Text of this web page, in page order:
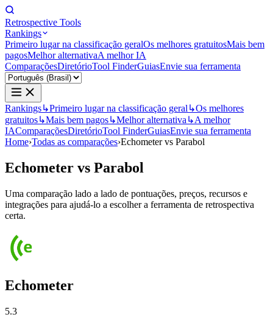
Retrospective Tools
Rankings
Primeiro lugar na classificação geralOs melhores gratuitosMais bem
pagosMelhor alternativaA melhor IA
ComparaçõesDiretórioTool FinderGuiasEnvie sua ferramenta
Rankings↳Primeiro lugar na classificação geral ↳Os melhores
gratuitos↳Mais bem pagos↳Melhor alternativa ↳A melhor
IAComparaçõesDiretórioTool FinderGuiasEnvie sua ferramenta
Home›Todas as comparações›Echometer vs Parabol
Echometer vs Parabol
Uma comparação lado a lado de pontuações, preços, recursos e
integrações para ajudá-lo a escolher a ferramenta de retrospectiva
certa.
Echometer
5.3